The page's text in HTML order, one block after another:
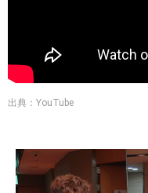
出典：YouTube